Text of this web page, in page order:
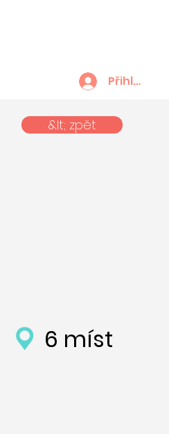
Přihlášení
&lt; zpět
6 míst